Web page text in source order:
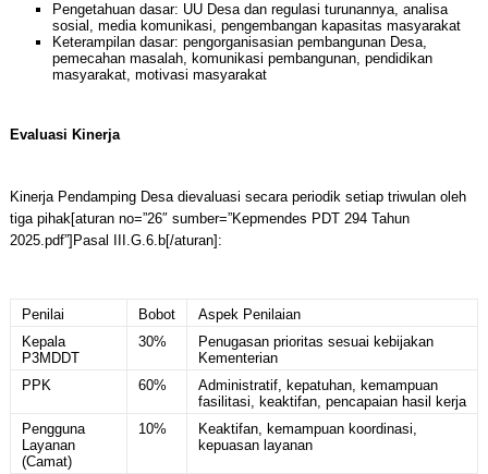
Pengetahuan dasar: UU Desa dan regulasi turunannya, analisa
sosial, media komunikasi, pengembangan kapasitas masyarakat
Keterampilan dasar: pengorganisasian pembangunan Desa,
pemecahan masalah, komunikasi pembangunan, pendidikan
masyarakat, motivasi masyarakat
Evaluasi Kinerja
Kinerja Pendamping Desa dievaluasi secara periodik setiap triwulan oleh
tiga pihak[aturan no=”26″ sumber=”Kepmendes PDT 294 Tahun
2025.pdf”]Pasal III.G.6.b[/aturan]:
Penilai Bobot
Aspek Penilaian
Kepala
P3MDDT
30%
Penugasan prioritas sesuai kebijakan
Kementerian
PPK
60%
Administratif, kepatuhan, kemampuan
fasilitasi, keaktifan, pencapaian hasil kerja
Pengguna
Layanan
(Camat)
10%
Keaktifan, kemampuan koordinasi,
kepuasan layanan